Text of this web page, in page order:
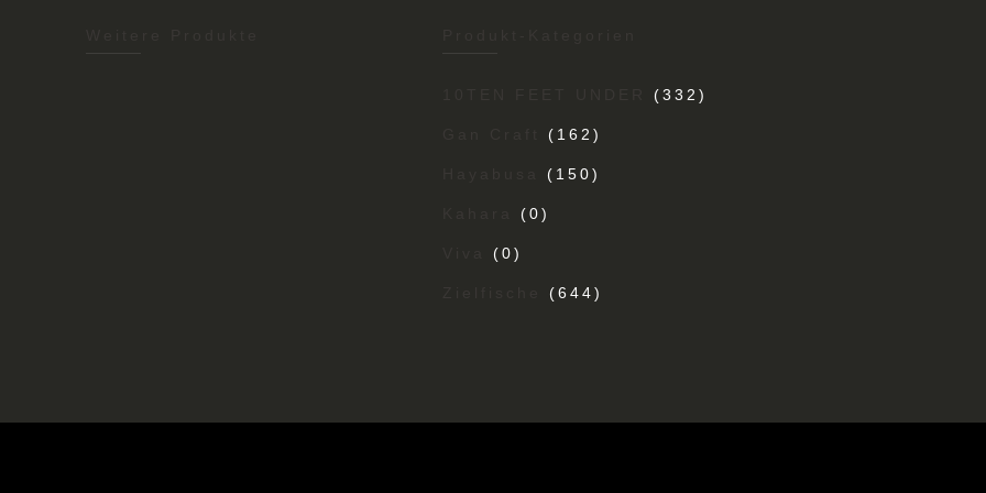
(332)
(162)
(150)
(0)
(0)
(644)